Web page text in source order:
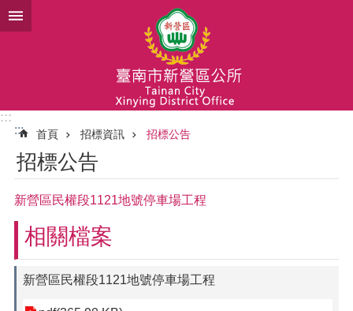
跳到主要內容區塊
:::
:::
首頁 招標資訊 招標公告
招標公告
新營區民權段1121地號停車場工程
相關檔案
新營區民權段1121地號停車場工程